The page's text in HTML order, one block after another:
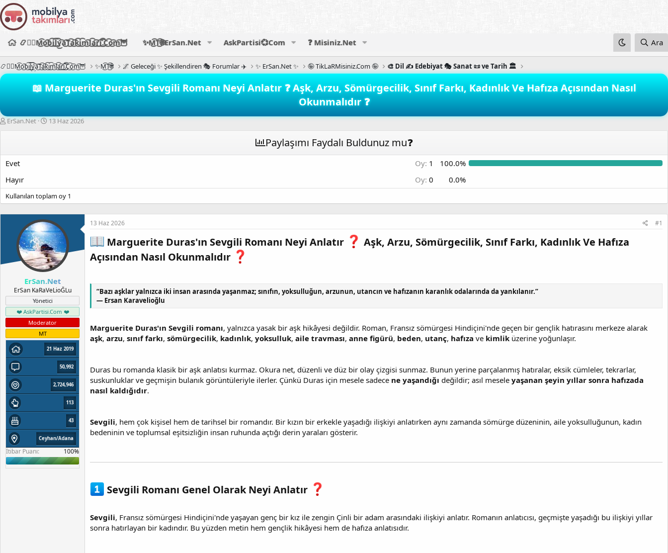
📿🧙‍♂️M͜͡o͜͡b͜͡i͜͡l͜͡y͜͡a͜͡T͜͡a͜͡k͜͡i͜͡m͜͡l͜͡a͜͡r͜͡i͜͡.͜͡C͜͡o͜͡m͜͡🦉 ✨M͜͡T͜͡🌐ErSan.Net AskPartisi💞Com ❓ Misiniz.Net Ara
📿🧙‍♂️M͜͡o͜͡b͜͡i͜͡l͜͡y͜͡a͜͡T͜͡a͜͡k͜͡i͜͡m͜͡l͜͡a͜͡r͜͡i͜͡.͜͡C͜͡o͜͡m͜͡🦉 ✨M͜͡T͜͡🌐 🌌 Geleceği ✨ Şekillendiren 🎭 Forumlar ✈️ ✨ ErSan.Net ✨ 🤪 TikLaRMisiniz.Com 🤪 🎨 Dil ✍️ Edebiyat 🎭 Sanat 📜 ve Tarih 🏛️
📖 Marguerite Duras'ın Sevgili Romanı Neyi Anlatır ❓ Aşk, Arzu, Sömürgecilik, Sınıf Farkı, Kadınlık Ve Hafıza Açısından Nasıl
Okunmalıdır ❓
K
o
u
y
b
a
ş
ErSan.Net
B
a
a
t
r
i
h
i
13 Haz 2026
Paylaşımı Faydalı Buldunuz mu❓
Evet Oy: 1
100.0%
Hayır
Oy: 0 0.0%
Kullanılan toplam oy 1
ErSan.Net
ErSan KaRaVeLioĞLu
Yönetici
❤️ AskPartisi.Com ❤️
Moderator
MT
21 Haz 2019
50,992
2,724,946
113
43
Ceyhan/Adana
İtibar Puanı:
13 Haz 2026 #1
Marguerite Duras'ın Sevgili Romanı Neyi Anlatır
Aşk, Arzu, Sömürgecilik, Sınıf Farkı, Kadınlık Ve Hafıza
Açısından Nasıl Okunmalıdır
“Bazı aşklar yalnızca iki insan arasında yaşanmaz; sınıfın, yoksulluğun, arzunun, utancın ve hafızanın karanlık odalarında da yankılanır.”
— Ersan Karavelioğlu
Marguerite Duras'ın Sevgili romanı, yalnızca yasak bir aşk hikâyesi değildir. Roman, Fransız sömürgesi Hindiçini'nde geçen bir gençlik hatırasını merkeze alarak
aşk, arzu, sınıf farkı, sömürgecilik, kadınlık, yoksulluk, aile travması, anne figürü, beden, utanç, hafıza ve kimlik üzerine yoğunlaşır.
Duras bu romanda klasik bir aşk anlatısı kurmaz. Okura net, düzenli ve düz bir olay çizgisi sunmaz. Bunun yerine parçalanmış hatıralar, eksik cümleler, tekrarlar,
suskunluklar ve geçmişin bulanık görüntüleriyle ilerler. Çünkü Duras için mesele sadece ne yaşandığı değildir; asıl mesele yaşanan şeyin yıllar sonra hafızada
nasıl kaldığıdır.
Sevgili, hem çok kişisel hem de tarihsel bir romandır. Bir kızın bir erkekle yaşadığı ilişkiyi anlatırken aynı zamanda sömürge düzeninin, aile yoksulluğunun, kadın
bedeninin ve toplumsal eşitsizliğin insan ruhunda açtığı derin yaraları gösterir.
Sevgili Romanı Genel Olarak Neyi Anlatır
Sevgili, Fransız sömürgesi Hindiçini'nde yaşayan genç bir kız ile zengin Çinli bir adam arasındaki ilişkiyi anlatır. Romanın anlatıcısı, geçmişte yaşadığı bu ilişkiyi yıllar
sonra hatırlayan bir kadındır. Bu yüzden metin hem gençlik hikâyesi hem de hafıza anlatısıdır.